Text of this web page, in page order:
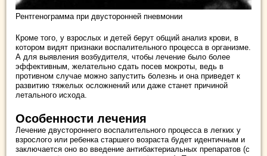
Рентгенограмма при двусторонней пневмонии
Кроме того, у взрослых и детей берут общий анализ крови, в
котором видят признаки воспалительного процесса в организме.
А для выявления возбудителя, чтобы лечение было более
эффективным, желательно сдать посев мокроты, ведь в
противном случае можно запустить болезнь и она приведет к
развитию тяжелых осложнений или даже станет причиной
летального исхода.
Особенности лечения
Лечение двустороннего воспалительного процесса в легких у
взрослого или ребенка старшего возраста будет идентичным и
заключается оно во введение антибактериальных препаратов (с